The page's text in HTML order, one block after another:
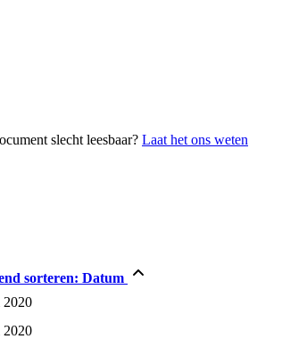
slecht leesbaar? Laat het ons weten
sorteren: Datum
2020
2020